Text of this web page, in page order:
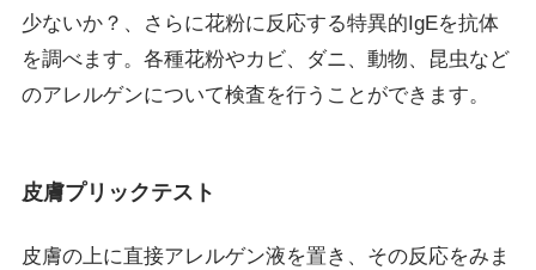
少ないか？、さらに花粉に反応する特異的IgEを抗体
を調べます。各種花粉やカビ、ダニ、動物、昆虫など
のアレルゲンについて検査を行うことができます。
皮膚プリックテスト
皮膚の上に直接アレルゲン液を置き、その反応をみま